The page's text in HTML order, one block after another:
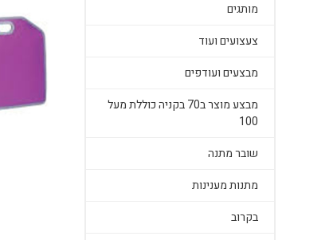
מותגים
צעצועים ועוד
מבצעים ועודפים
מבצע מוצר ב70 בקניה כוללת מעל
100
שובר מתנה
מתנות מענינות
בקרוב